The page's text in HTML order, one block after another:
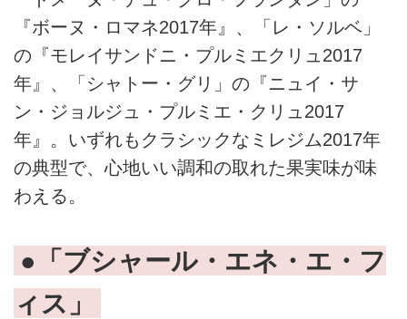
『ボーヌ・ロマネ2017年』、「レ・ソルベ」
の『モレイサンドニ・プルミエクリュ2017
年』、「シャトー・グリ」の『ニュイ・サ
ン・ジョルジュ・プルミエ・クリュ2017
年』。いずれもクラシックなミレジム2017年
の典型で、心地いい調和の取れた果実味が味
わえる。
●「ブシャール・エネ・エ・フ
ィス」